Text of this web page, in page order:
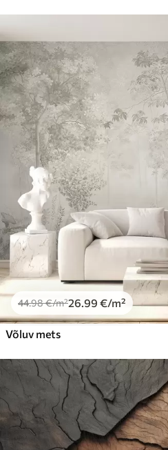
44.98€/m²26.99 €/m²
Võluv mets